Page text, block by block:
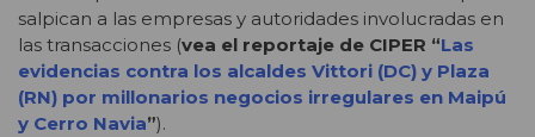
salpican a las empresas y autoridades involucradas en
las transacciones (vea el reportaje de CIPER “Las
evidencias contra los alcaldes Vittori (DC) y Plaza
(RN) por millonarios negocios irregulares en Maipú
y Cerro Navia”).